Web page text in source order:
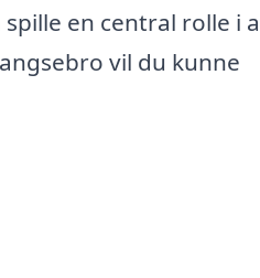
en central rolle i
vil du kunne